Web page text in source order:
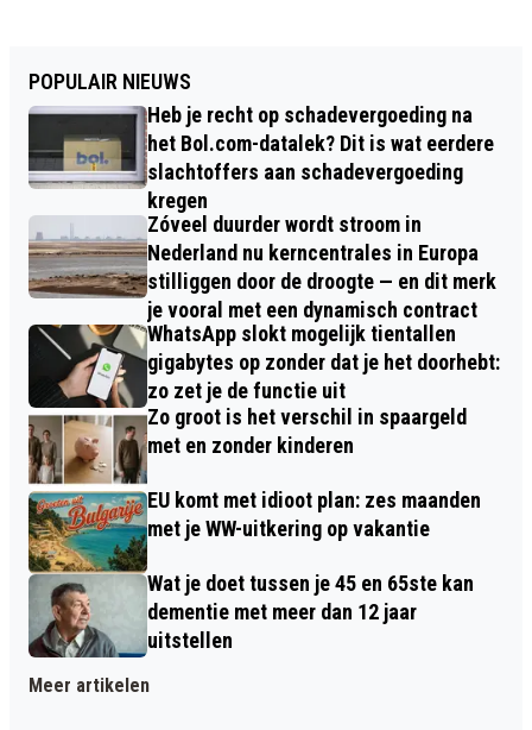
POPULAIR NIEUWS
Heb je recht op schadevergoeding na
het Bol.com-datalek? Dit is wat eerdere
slachtoffers aan schadevergoeding
kregen
Zóveel duurder wordt stroom in
Nederland nu kerncentrales in Europa
stilliggen door de droogte — en dit merk
je vooral met een dynamisch contract
WhatsApp slokt mogelijk tientallen
gigabytes op zonder dat je het doorhebt:
zo zet je de functie uit
Zo groot is het verschil in spaargeld
met en zonder kinderen
EU komt met idioot plan: zes maanden
met je WW-uitkering op vakantie
Wat je doet tussen je 45 en 65ste kan
dementie met meer dan 12 jaar
uitstellen
Meer artikelen